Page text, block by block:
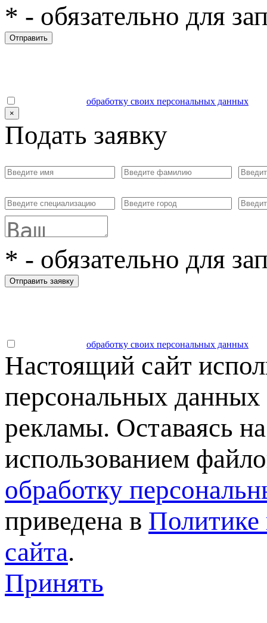
* - обязательно для
Отправить
обработку своих персональных данных
×
Подать заявку
* - обязательно для
Отправить заявку
обработку своих персональных данных
Настоящий сайт
персональных данных
рекламы. Оставаясь
использованием
обработку
приведена в Политике
сайта.
Принять